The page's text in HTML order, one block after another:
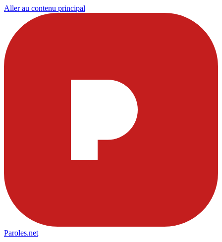
Aller au contenu principal
Paroles.net